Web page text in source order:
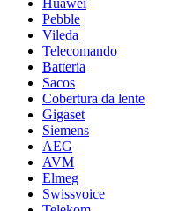
Huawei
Pebble
Vileda
Telecomando
Batteria
Sacos
Cobertura da lente
Gigaset
Siemens
AEG
AVM
Elmeg
Swissvoice